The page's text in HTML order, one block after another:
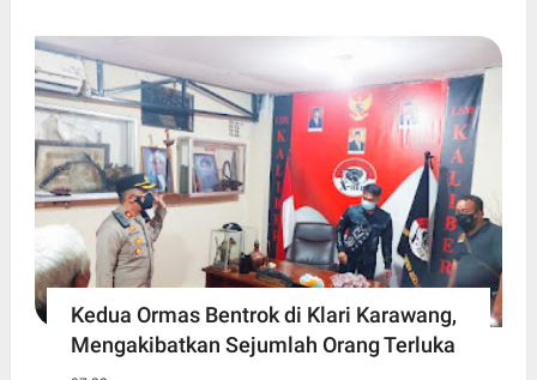
Kedua Ormas Bentrok di Klari Karawang,
Mengakibatkan Sejumlah Orang Terluka